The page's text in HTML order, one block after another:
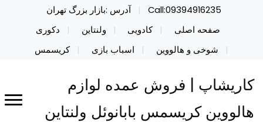
Call:09394916235
آدرس :بازار بزرگ تهران
صفحه اصلی
کادویی ولنتاین
دکوری
شوخی و هالووین
اسباب بازی کریسمس
کاریشاپ | فروش عمده لوازم
هالووین کریسمس بابانوئل ولنتاین